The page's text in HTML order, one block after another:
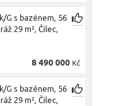
G s bazénem, 56
29 m², Čilec,
8 490 000 Kč
G s bazénem, 56
29 m², Čilec,